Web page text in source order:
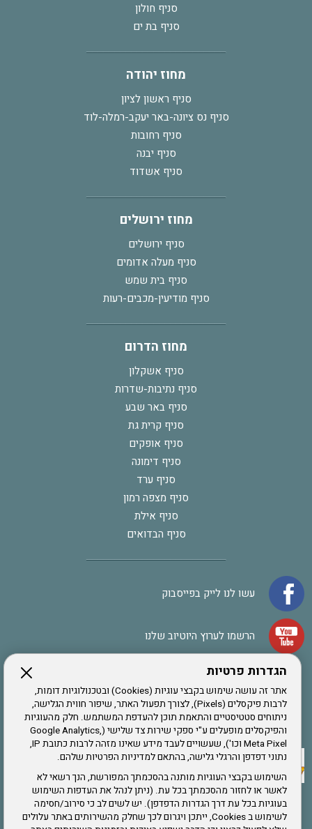
הגדרות פרטיות
אתר זה עושה שימוש בקבצי עוגיות (Cookies) ובטכנולוגיות דומות,
לרבות פיקסלים (Pixels), לצורך תפעול האתר, שיפור חווית הגלישה,
ניתוחים סטטיסטיים והתאמת תוכן להעדפת המשתמש. חלק מהעוגיות
והפיקסלים מופעלים ע"י ספקי שירות צד שלישי (Google Analytics,
Meta Pixel וכו'), שעשויים לעבד מידע שאינו מזהה לרבות כתובת IP,
נתוני דפדפן והרגלי גלישה, בהתאם למדיניות הפרטיות שלהם.
השימוש בקבצי העוגיות מותנה בהסכמתך המפורשת, הנך רשאי לא
לאשר או לחזור מהסכמתך בכל עת. (ניתן לנהל את העדפות השימוש
בעוגיות בכל עת דרך הגדרות הדפדפן). יש לשים לב כי סירוב/חסימה
לשימוש ב Cookies, ייתכן ויגרום לכך שחלק מהשירותים באתר עלולים
סניף חולון
סניף בת ים
מחוז יהודה
סניף ראשון לציון
סניף נס ציונה-באר יעקב-רמלה-לוד
סניף רחובות
סניף יבנה
סניף אשדוד
מחוז ירושלים
סניף ירושלים
סניף מעלה אדומים
סניף בית שמש
סניף מודיעין-מכבים-רעות
מחוז הדרום
סניף אשקלון
סניף נתיבות-שדרות
סניף באר שבע
סניף קרית גת
סניף אופקים
סניף דימונה
סניף ערד
סניף מצפה רמון
סניף אילת
סניף הבדואים
עשו לנו לייק בפייסבוק
הרשמו לערוץ היוטיוב שלנו
אתר צה"ל
תקנון האתר